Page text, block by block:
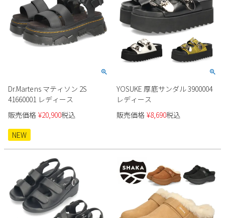
Dr.Martens マティソン 2S
41660001 レディース
販売価格 ¥20,900税込
NEW
YOSUKE 厚底サンダル 3900004
レディース
販売価格 ¥8,690税込